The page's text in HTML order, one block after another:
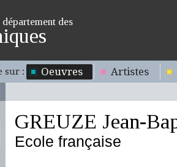
des
sur : Oeuvres Artistes
GREUZE Jean-
Ecole française